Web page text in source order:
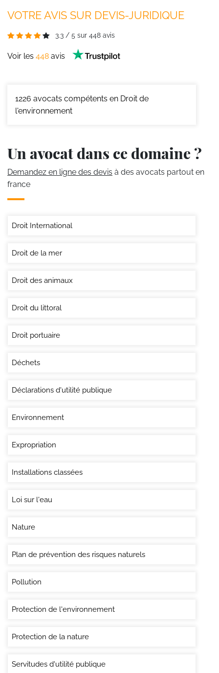
VOTRE AVIS SUR DEVIS-JURIDIQUE
3.3 / 5 sur 448 avis
Voir les 448 avis
1226 avocats compétents en Droit de
l'environnement
Un avocat dans ce domaine ?
Demandez en ligne des devis à des avocats partout en
france
Droit International
Droit de la mer
Droit des animaux
Droit du littoral
Droit portuaire
Déchets
Déclarations d'utilité publique
Environnement
Expropriation
Installations classées
Loi sur l'eau
Nature
Plan de prévention des risques naturels
Pollution
Protection de l'environnement
Protection de la nature
Servitudes d'utilité publique